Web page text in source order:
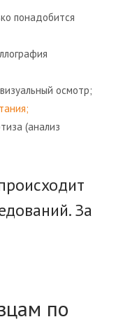
понадобится
осмотр;
(анализ
За
по